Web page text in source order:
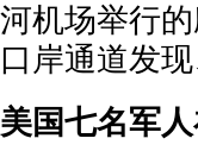
河机场举行
口岸通道发
美国七名军